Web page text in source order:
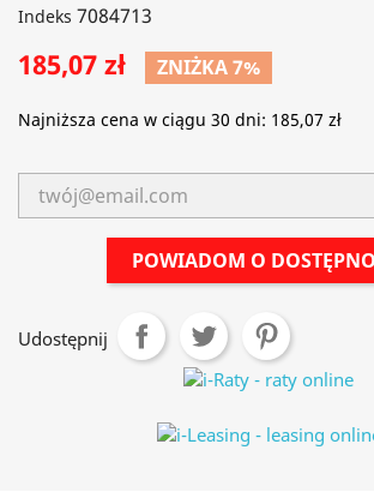
Indeks 7084713
185,07 zł ZNIŻKA 7%
Najniższa cena w ciągu 30 dni: 185,07 zł
POWIADOM O
Udostępnij